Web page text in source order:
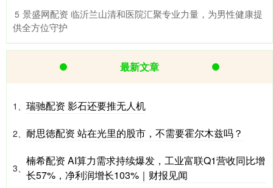
5 ​景盛网配资 临沂兰山清和医院汇聚专业力量，为男性健康提
供全方位守护
最新文章
1、 瑞驰配资 影石还要推无人机
2、 耐思徳配资 站在光里的股市，不需要霍尔木兹吗？
3、
楠希配资 AI算力需求持续爆发，工业富联Q1营收同比增
长57%，净利润增长103%｜财报见闻